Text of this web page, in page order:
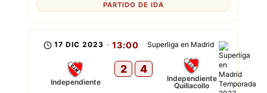
PARTIDO DE IDA
Superliga en Madrid
17 DIC 2023 - 13:00
Independiente
2 4
Independiente
Quillacollo